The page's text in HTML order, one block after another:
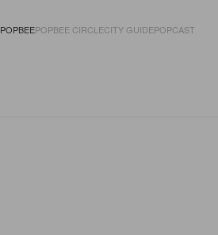
POPBEEPOPBEE CIRCLECITY GUIDEPOPCAST